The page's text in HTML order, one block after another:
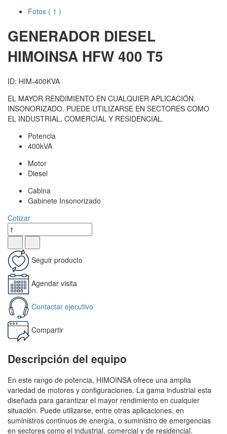
Fotos ( 1 )
GENERADOR DIESEL
HIMOINSA HFW 400 T5
ID: HIM-400KVA
EL MAYOR RENDIMIENTO EN CUALQUIER APLICACIÓN.
INSONORIZADO. PUEDE UTILIZARSE EN SECTORES COMO
EL INDUSTRIAL, COMERCIAL Y RESIDENCIAL.
Potencia
400kVA
Motor
Diesel
Cabina
Gabinete Insonorizado
Cotizar
Seguir producto
Agendar visita
Contactar ejecutivo
Compartir
Descripción del equipo
En este rango de potencia, HIMOINSA ofrece una amplia
variedad de motores y configuraciones. La gama industrial esta
diseñada para garantizar el mayor rendimiento en cualquier
situación. Puede utilizarse, entre otras aplicaciones, en
suministros continuos de energía, o suministro de emergencias
en sectores como el industrial, comercial y de residencial.